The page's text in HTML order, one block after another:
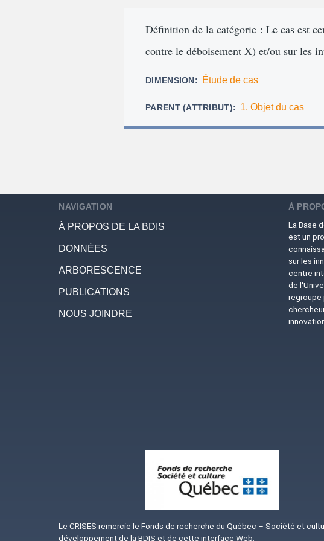
Définition de la catégorie : Le cas est
contre le déboisement X) et/ou sur les
DIMENSION Étude de cas
PARENT (ATTRIBUT) 1. Objet du cas
NAVIGATION
À PROPOS DE LA BDIS
DONNÉES
ARBORESCENCE
PUBLICATIONS
NOUS JOINDRE
À
La Base
est un
sur les
centre
de
regroupe
Le CRISES remercie le Fonds de recherche du Québec – Société et
développement de la BDIS et de cette interface Web.